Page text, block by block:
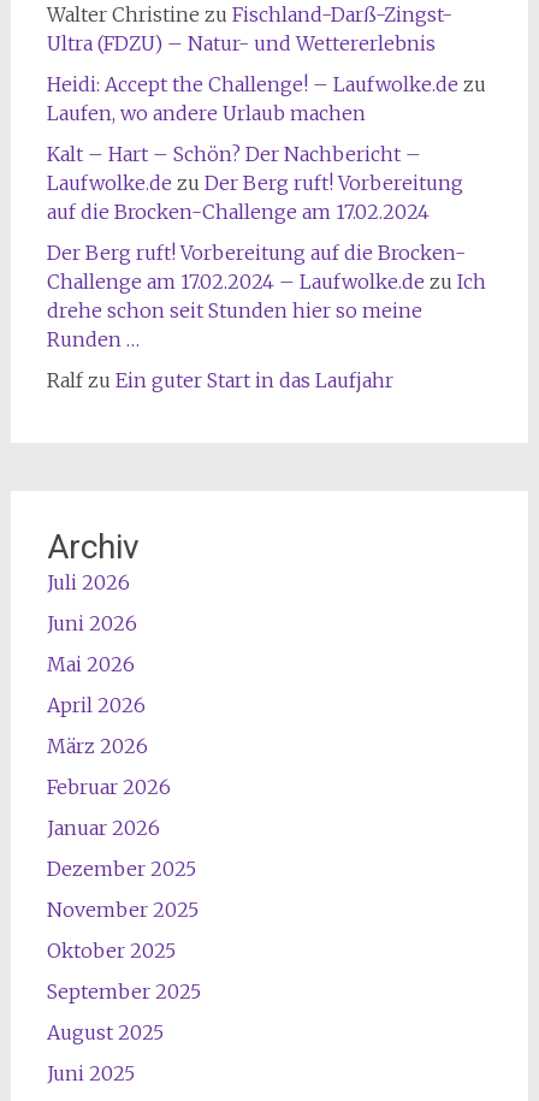
Walter Christine zu Fischland-Darß-Zingst-
Ultra (FDZU) – Natur- und Wettererlebnis
Heidi: Accept the Challenge! – Laufwolke.de zu
Laufen, wo andere Urlaub machen
Kalt – Hart – Schön? Der Nachbericht –
Laufwolke.de zu Der Berg ruft! Vorbereitung
auf die Brocken-Challenge am 17.02.2024
Der Berg ruft! Vorbereitung auf die Brocken-
Challenge am 17.02.2024 – Laufwolke.de zu Ich
drehe schon seit Stunden hier so meine
Runden …
Ralfzu Ein guter Start in das Laufjahr
Archiv
Juli 2026
Juni 2026
Mai 2026
April 2026
März 2026
Februar 2026
Januar 2026
Dezember 2025
November 2025
Oktober 2025
September 2025
August 2025
Juni 2025